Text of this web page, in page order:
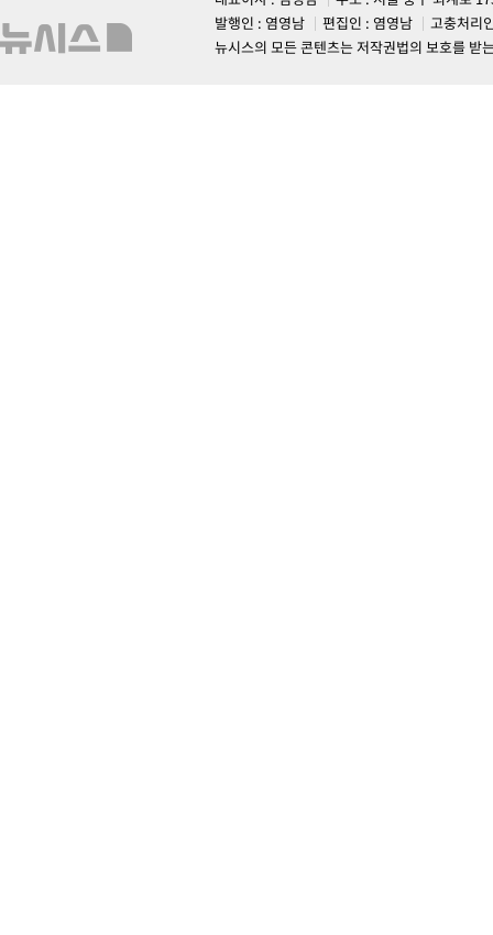
발행인 : 염영남
편집인 : 염영남
고충처리
뉴시스의 모든 콘텐츠는 저작권법의 보호를